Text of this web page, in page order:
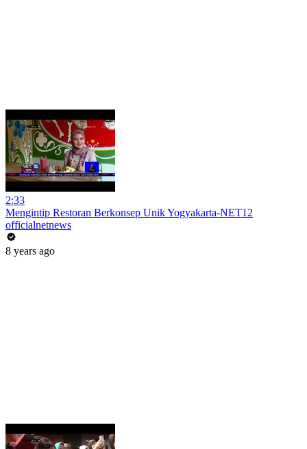
2:33
Mengintip Restoran Berkonsep Unik Yogyakarta-NET12
officialnetnews
8 years ago